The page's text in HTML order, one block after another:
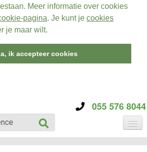
Meer informatie over cookies
pagina. Je kunt je cookies
je maar wilt.
ik accepteer cookies
055 576 8044